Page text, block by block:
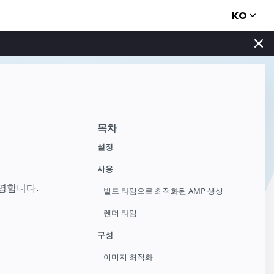
KO
목차
설정
사용
빌드 타임으로 최적화된 AMP 생성
렌더 타임
구성
이미지 최적화
합니다.